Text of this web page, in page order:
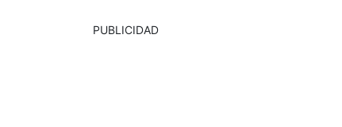
PUBLICIDAD